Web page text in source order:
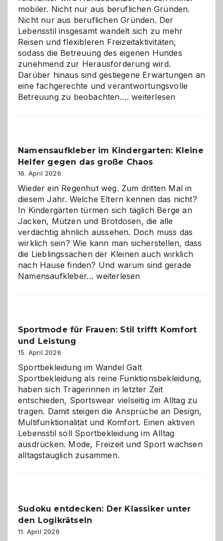
mobiler. Nicht nur aus beruflichen Gründen.
Nicht nur aus beruflichen Gründen. Der
Lebensstil insgesamt wandelt sich zu mehr
Reisen und flexibleren Freizeitaktivitäten,
sodass die Betreuung des eigenen Hundes
zunehmend zur Herausforderung wird.
Darüber hinaus sind gestiegene Erwartungen an
eine fachgerechte und verantwortungsvolle
Betreuung zu beobachten.…Betreuung
ist
eine
die
richtige
Wahl?
weiterlesen
Namensaufkleber im Kindergarten: Kleine
Helfer gegen das große Chaos
16. April 2026
Wieder ein Regenhut weg. Zum dritten Mal in
diesem Jahr. Welche Eltern kennen das nicht?
In Kindergärten türmen sich täglich Berge an
Jacken, Mützen und Brotdosen, die alle
verdächtig ähnlich aussehen. Doch muss das
wirklich sein? Wie kann man sicherstellen, dass
die Lieblingssachen der Kleinen auch wirklich
nach Hause finden? Und warum sind gerade
Namensaufkleber…Namensaufkleber
gegen
Chaos
weiterlesen
Sportmode für Frauen: Stil trifft Komfort
und Leistung
15. April 2026
Sportbekleidung im Wandel Galt
Sportbekleidung als reine Funktionsbekleidung,
haben sich Trägerinnen in letzter Zeit
entschieden, Sportswear vielseitig im Alltag zu
tragen. Damit steigen die Ansprüche an Design,
Multifunktionalität und Komfort. Einen aktiven
Lebensstil soll Sportbekleidung im Alltag
ausdrücken. Mode, Freizeit und Sport wachsen
alltagstauglich zusammen.
Sudoku entdecken: Der Klassiker unter
den Logikrätseln
11. April 2026